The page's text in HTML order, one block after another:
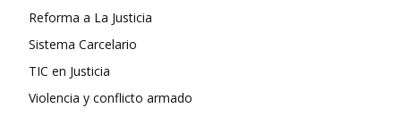
Reforma a La Justicia
Sistema Carcelario
TIC en Justicia
Violencia y conflicto armado